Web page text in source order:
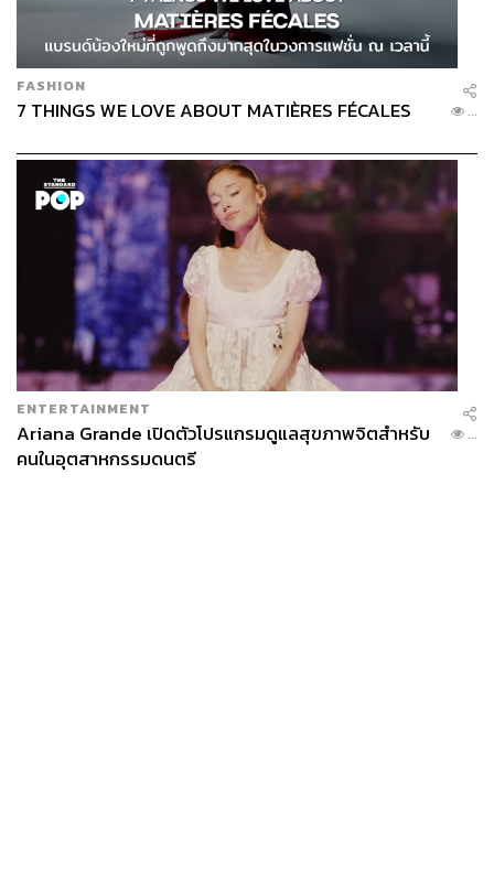
FASHION
7 THINGS WE LOVE ABOUT MATIÈRES FÉCALES ...
ENTERTAINMENT
Ariana Grande เปิดตัวโปรแกรมดูแลสุขภาพจิตสำหรับ
คนในอุตสาหกรรมดนตรี
...